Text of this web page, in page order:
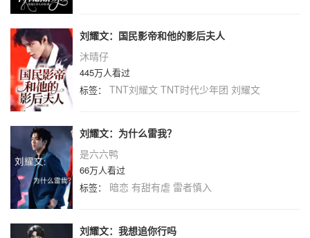
刘耀文：国民影帝和他的影后夫人
沐晴仔
445万人看过
标签： TNT刘耀文 TNT时代少年团 刘耀文
刘耀文：为什么雷我？
是六六鸭
66万人看过
标签： 暗恋 有甜有虐 雷者慎入
刘耀文：我想追你行吗